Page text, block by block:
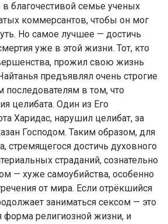
благочестивой семье ученых
коммерсантов, чтобы он мог
Но самое лучшее — достичь
уже в этой жизни. Тот, кто
прожил свою жизнь
предъявлял очень строгие
последователям в том, что
целибата. Один из Его
Харидас, нарушил целибат, за
Господом. Таким образом, для
стремящегося достичь духовного
страданий, сознательно
— хуже самоубийства, особенно
от мира. Если отрёкшийся
заниматься сексом — это
форма религиозной жизни, и